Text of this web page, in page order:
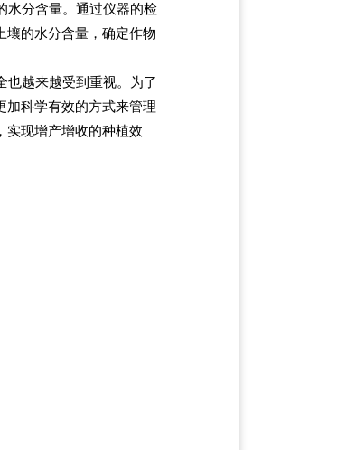
水分含量。通过仪器的检
壤的水分含量，确定作物
越来越受到重视。为了
加科学有效的方式来管理
实现增产增收的种植效